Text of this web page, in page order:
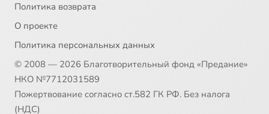
Политика возврата
О проекте
Политика персональных данных
© 2008 — 2026 Благотворительный фонд «Предание»
НКО №7712031589
Пожертвование согласно ст.582 ГК РФ. Без налога
(НДС)